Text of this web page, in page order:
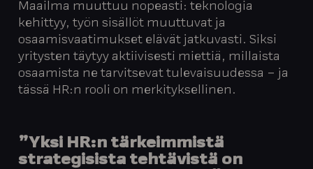
Maailma muuttuu nopeasti: teknologia
kehittyy, työn sisällöt muuttuvat ja
osaamisvaatimukset elävät jatkuvasti. Siksi
yritysten täytyy aktiivisesti miettiä, millaista
osaamista ne tarvitsevat tulevaisuudessa – ja
tässä HR:n rooli on merkityksellinen.
”Yksi HR:n tärkeimmistä
strategisista tehtävistä on